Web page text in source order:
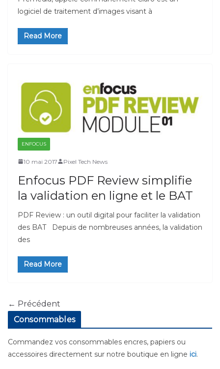
logiciel de traitement d’images visant à
Read More
ENFOCUS
10 mai 2017 Pixel Tech News
Enfocus PDF Review simplifie
la validation en ligne et le BAT
PDF Review : un outil digital pour faciliter la validation
des BAT Depuis de nombreuses années, la validation
des
Read More
← Précédent
Consommables
Commandez vos consommables encres, papiers ou
accessoires directement sur notre boutique en ligne ici.